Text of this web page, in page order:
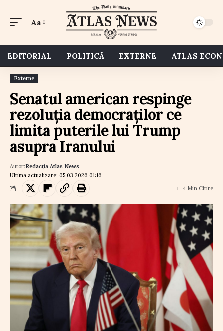
Aa
EDITORIAL POLITICĂ EXTERNE ATLAS
Externe
Senatul american respinge
rezoluția democraților ce
limita puterile lui Trump
asupra Iranului
Ultima actualizare: 05.03.2026 01:16
Autor:Redacția Atlas News
4 Min Citire